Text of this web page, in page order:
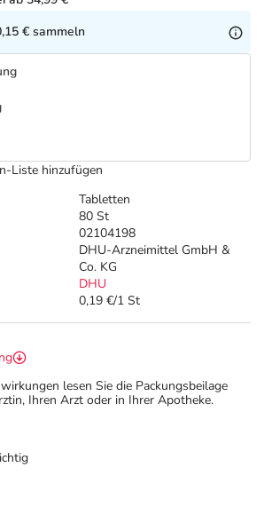
Tabletten
80 St
02104198
DHU-Arzneimittel GmbH &
Co. KG
DHU
0,19 €/1 St
€ sammeln
Liste hinzufügen
lesen Sie die Packungsbeilage
Ihren Arzt oder in Ihrer Apotheke.